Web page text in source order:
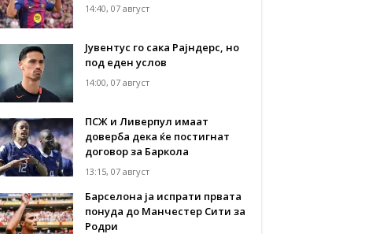
14:40, 07 август
Јувентус го сака Рајндерс, но
под еден услов
14:00, 07 август
ПСЖ и Ливерпул имаат
доверба дека ќе постигнат
договор за Баркола
13:15, 07 август
Барселона ја испрати првата
понуда до Манчестер Сити за
Родри